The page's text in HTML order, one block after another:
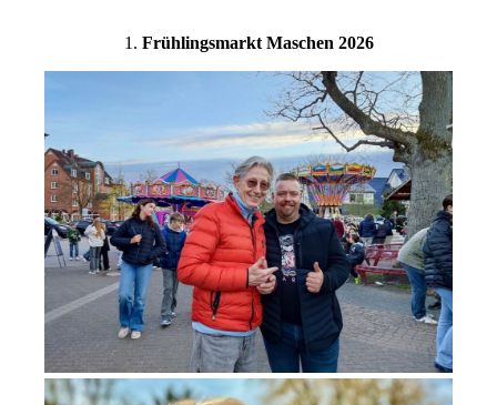
1. Frühlingsmarkt Maschen 2026